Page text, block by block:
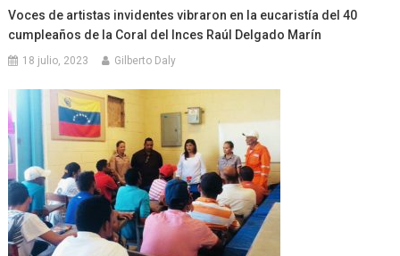
Voces de artistas invidentes vibraron en la eucaristía del 40
cumpleaños de la Coral del Inces Raúl Delgado Marín
18 julio, 2023 Gilberto Daly